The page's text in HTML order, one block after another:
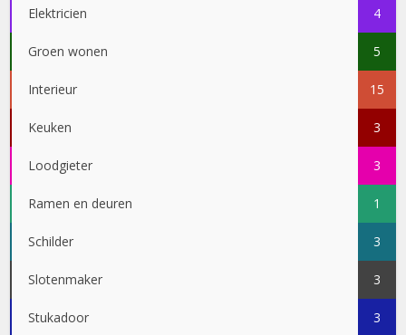
Elektricien 4
Groen wonen 5
Interieur 15
Keuken 3
Loodgieter 3
Ramen en deuren 1
Schilder 3
Slotenmaker 3
Stukadoor 3